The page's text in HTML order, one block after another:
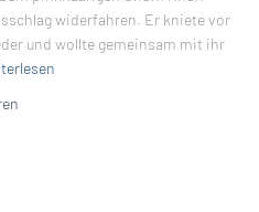
widerfahren. Er kniete vor
und wollte gemeinsam mit ihr